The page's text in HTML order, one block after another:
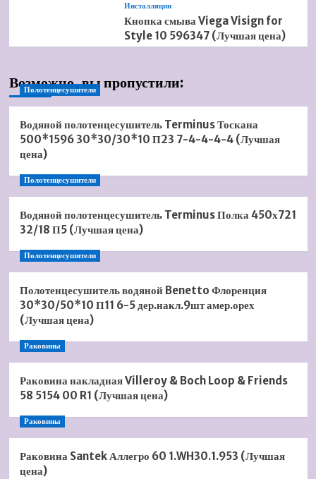
Инсталляции
Кнопка смыва Viega Visign for
Style 10 596347 (Лучшая цена)
Возможно, вы пропустили:
Полотенцесушители
Водяной полотенцесушитель Terminus Тоскана
500*1596 30*30/30*10 П23 7-4-4-4-4 (Лучшая
цена)
Полотенцесушители
Водяной полотенцесушитель Terminus Полка 450х721
32/18 П5 (Лучшая цена)
Полотенцесушители
Полотенцесушитель водяной Benetto Флоренция
30*30/50*10 П11 6-5 дер.накл.9шт амер.орех
(Лучшая цена)
Раковины
Раковина накладная Villeroy & Boch Loop & Friends
58 5154 00 R1 (Лучшая цена)
Раковины
Раковина Santek Аллегро 60 1.WH30.1.953 (Лучшая
цена)